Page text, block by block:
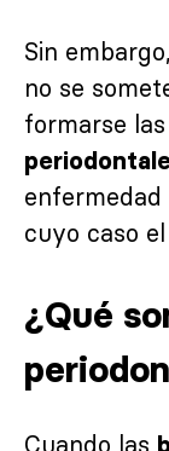
Sin
no se
formarse
enfermedad
cuyo caso el
¿Qué
Cuando las